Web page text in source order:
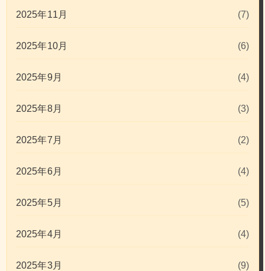
2025年11月 (7)
2025年10月 (6)
2025年9月 (4)
2025年8月 (3)
2025年7月 (2)
2025年6月 (4)
2025年5月 (5)
2025年4月 (4)
2025年3月 (9)